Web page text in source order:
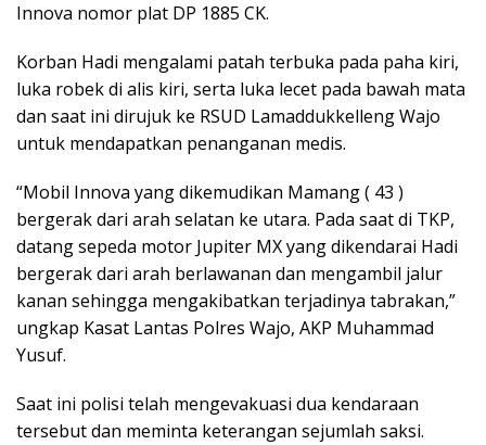
Innova nomor plat DP 1885 CK.
Korban Hadi mengalami patah terbuka pada paha kiri,
luka robek di alis kiri, serta luka lecet pada bawah mata
dan saat ini dirujuk ke RSUD Lamaddukkelleng Wajo
untuk mendapatkan penanganan medis.
“Mobil Innova yang dikemudikan Mamang ( 43 )
bergerak dari arah selatan ke utara. Pada saat di TKP,
datang sepeda motor Jupiter MX yang dikendarai Hadi
bergerak dari arah berlawanan dan mengambil jalur
kanan sehingga mengakibatkan terjadinya tabrakan,”
ungkap Kasat Lantas Polres Wajo, AKP Muhammad
Yusuf.
Saat ini polisi telah mengevakuasi dua kendaraan
tersebut dan meminta keterangan sejumlah saksi.